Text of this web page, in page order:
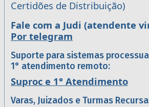
Certidões de Distribuição)
Fale com a Judi (atendente
Por telegram
Suporte para sistemas
1° atendimento remoto:
Suproc e 1° Atendimento
Varas, Juizados e Turmas